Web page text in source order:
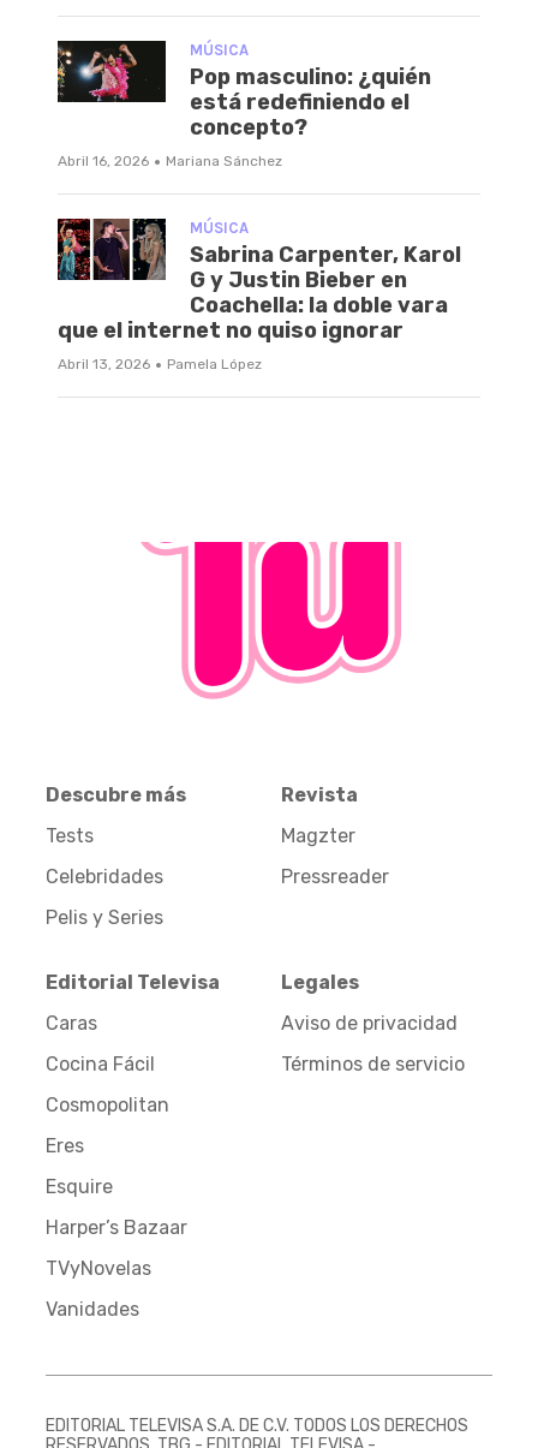
MÚSICA
Pop masculino: ¿quién
está redefiniendo el
concepto?
Abril 16, 2026 · Mariana Sánchez
MÚSICA
Sabrina Carpenter, Karol
G y Justin Bieber en
Coachella: la doble vara
que el internet no quiso ignorar
Abril 13, 2026 · Pamela López
Descubre más
Tests
Celebridades
Pelis y Series
Revista
Magzter
Pressreader
Editorial Televisa
Caras
Cocina Fácil
Cosmopolitan
Eres
Esquire
Harper’s Bazaar
TVyNovelas
Vanidades
Legales
Aviso de privacidad
Términos de servicio
EDITORIAL TELEVISA S.A. DE C.V. TODOS LOS DERECHOS